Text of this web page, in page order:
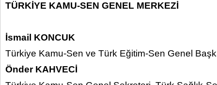
TÜRKİYE KAMU-SEN GENEL MERKEZİ
İsmail KONCUK
Türkiye Kamu-Sen ve Türk Eğitim-Sen Genel
Önder KAHVECİ